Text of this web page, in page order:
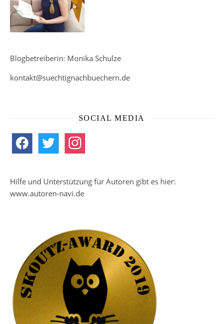
Blogbetreiberin: Monika Schulze
kontakt@suechtignachbuechern.de
SOCIAL MEDIA
facebook twitter instagram
Hilfe und Unterstützung für Autoren gibt es hier:
www.autoren-navi.de